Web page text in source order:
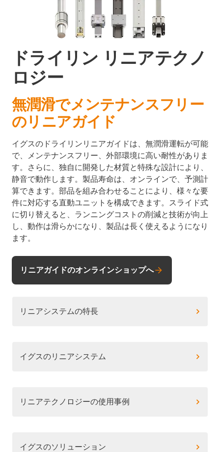
ドライリン リニアテクノ
ロジー
無潤滑でメンテナンスフリー
のリニアガイド
イグスのドライリンリニアガイドは、無潤滑運転が可能
で、メンテナンスフリー、外部環境に高い耐性がありま
す。さらに、独自に開発した材質と特殊な設計により、
静音で動作します。製品寿命は、オンラインで、予測計
算できます。部品を組み合わせることにより、様々な要
件に対応する直動ユニットを構成できます。スライド式
に切り替えると、ランニングコストの削減と技術が向上
し、動作は滑らかになり、製品は長く使えるようになり
ます。
リニアガイドのオンラインショップへ
リニアシステムの特長
イグスのリニアシステム
リニアテクノロジーの使用事例
イグスのソリューション